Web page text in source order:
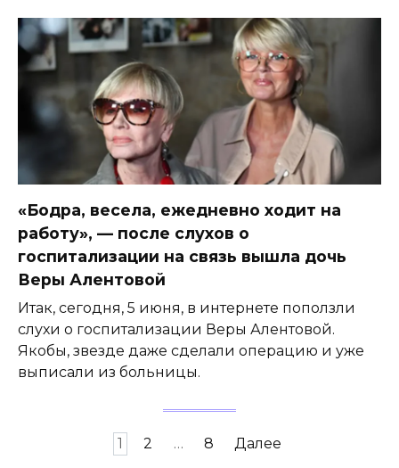
«Бодра, весела, ежедневно ходит на
работу», — после слухов о
госпитализации на связь вышла дочь
Веры Алентовой
Итак, сегодня, 5 июня, в интернете поползли
слухи о госпитализации Веры Алентовой.
Якобы, звезде даже сделали операцию и уже
выписали из больницы.
1 2 … 8 Далее